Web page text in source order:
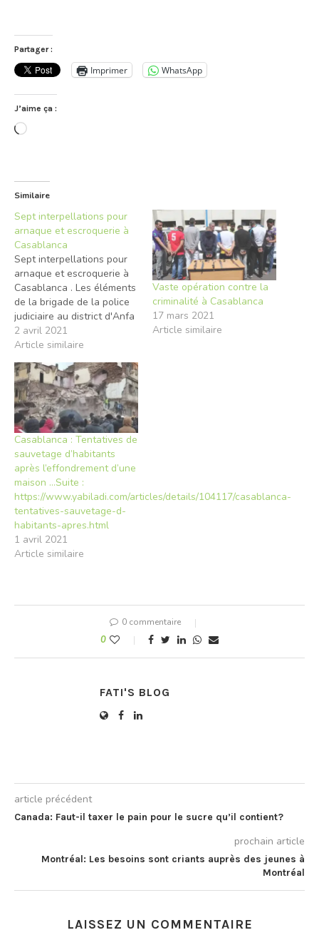
Partager :
Imprimer WhatsApp
J’aime ça :
Chargement…
Similaire
Sept interpellations pour
arnaque et escroquerie à
Casablanca
Sept interpellations pour
arnaque et escroquerie à
Casablanca . Les éléments
de la brigade de la police
judiciaire au district d'Anfa
à Casablanca ont
interpellé, mercredi, sept
individus, dont une femme,
et ce pour leur implication
présumée dans une affaire
de vol, de faux et usage de
faux pour arnaque…
2 avril 2021
Article similaire
Vaste opération contre la
criminalité à Casablanca
17 mars 2021
Article similaire
Casablanca : Tentatives de
sauvetage d’habitants
après l’effondrement d’une
maison …Suite :
https://www.yabiladi.com/articles/details/104117/casablanca-
tentatives-sauvetage-d-
habitants-apres.html
1 avril 2021
Article similaire
0 commentaire
0
FATI'S BLOG
article précédent
Canada: Faut-il taxer le pain pour le sucre qu’il contient?
prochain article
Montréal: Les besoins sont criants auprès des jeunes à
Montréal
LAISSEZ UN COMMENTAIRE